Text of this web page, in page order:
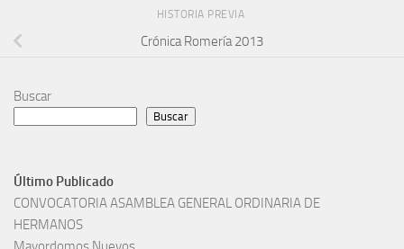
HISTORIA PREVIA
Crónica Romería 2013
Buscar
Buscar
Último Publicado
CONVOCATORIA ASAMBLEA GENERAL ORDINARIA DE
HERMANOS